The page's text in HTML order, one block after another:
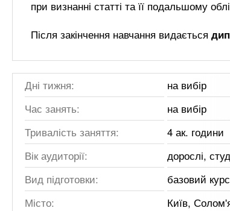
при визнанні статті та її подальшому
Після закінчення навчання видається
Дні тижня:
на вибір
Час занять:
на вибір
Тривалість заняття:
4 ак. години
Вік аудиторії:
дорослі,
Вид підготовки:
базовий курс
Місто:
Київ,